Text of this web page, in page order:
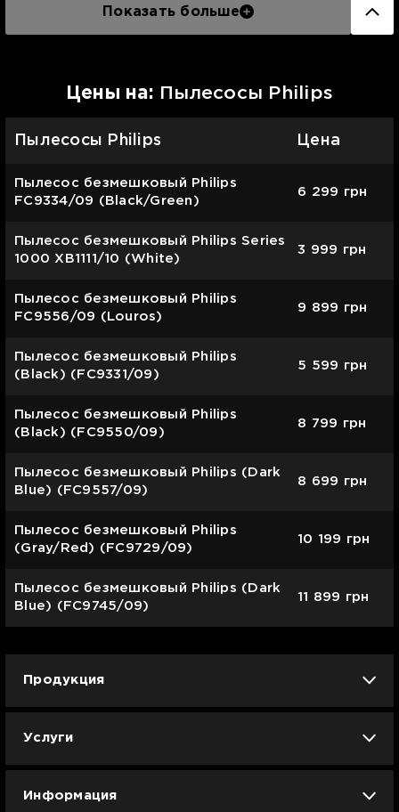
Показать больше
Цены на: Пылесосы Philips
Пылесосы Philips Цена
Пылесос безмешковый Philips
FC9334/09 (Black/Green)
6 299 грн
Пылесос безмешковый Philips Series
1000 XB1111/10 (White)
3 999 грн
Пылесос безмешковый Philips
FC9556/09 (Louros)
9 899 грн
Пылесос безмешковый Philips
(Black) (FC9331/09)
5 599 грн
Пылесос безмешковый Philips
(Black) (FC9550/09)
8 799 грн
Пылесос безмешковый Philips (Dark
Blue) (FC9557/09)
8 699 грн
Пылесос безмешковый Philips
(Gray/Red) (FC9729/09)
10 199 грн
Пылесос безмешковый Philips (Dark
Blue) (FC9745/09)
11 899 грн
Продукция
Apple б/у
Услуги
Информация